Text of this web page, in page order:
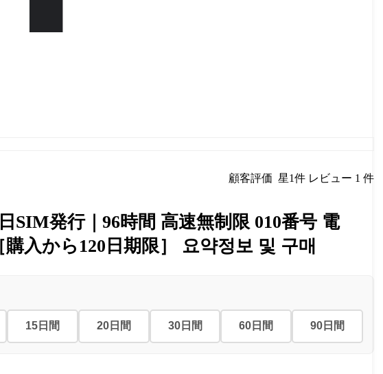
顧客評価 星1件 レビュー 1 件
SIM発行｜96時間 高速無制限 010番号 電
入から120日期限］ 요약정보 및 구매
15日間 20日間 30日間 60日間 90日間